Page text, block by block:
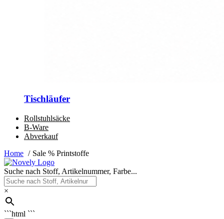
Tischläufer
Rollstuhlsäcke
B-Ware
Abverkauf
Home
Sale % Printstoffe
Suche nach Stoff, Artikelnummer, Farbe...
×
```html ```